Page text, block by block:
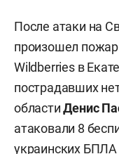
После атаки на
произошел пожар
Wildberries в
пострадавших
областиДенис
атаковали 8
украинских БПЛА